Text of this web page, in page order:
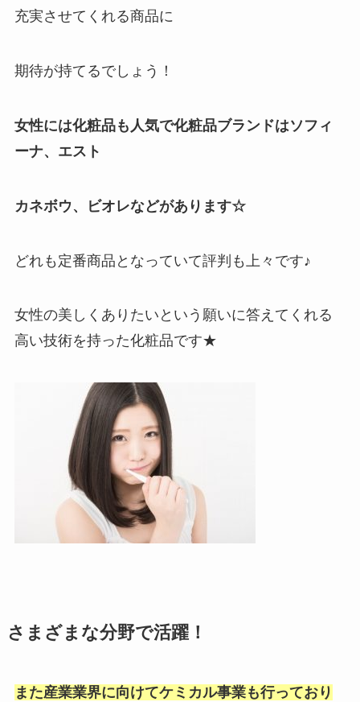
充実させてくれる商品に
期待が持てるでしょう！
女性には化粧品も人気で化粧品ブランドはソフィ
ーナ、エスト
カネボウ、ビオレなどがあります☆
どれも定番商品となっていて評判も上々です♪
女性の美しくありたいという願いに答えてくれる
高い技術を持った化粧品です★
さまざまな分野で活躍！
また産業業界に向けてケミカル事業も行っており